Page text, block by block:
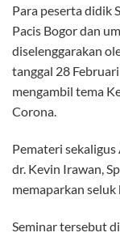
Para peserta didik
Pacis Bogor dan
diselenggarakan
tanggal 28
mengambil tema
Corona.
Pemateri sekaligus
dr. Kevin Irawan,
memaparkan
Seminar tersebut